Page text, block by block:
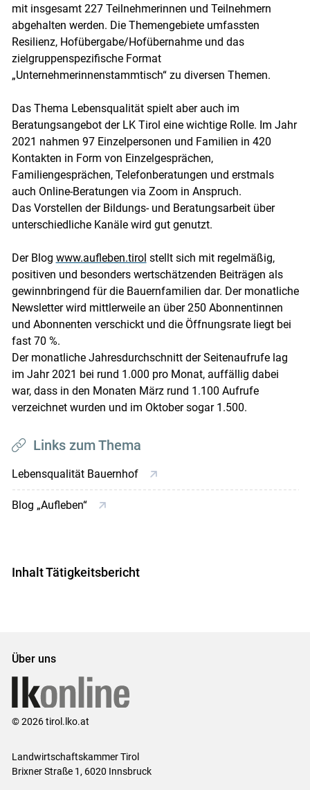
mit insgesamt 227 Teilnehmerinnen und Teilnehmern
abgehalten werden. Die Themengebiete umfassten
Resilienz, Hofübergabe/Hofübernahme und das
zielgruppenspezifische Format
„Unternehmerinnenstammtisch“ zu diversen Themen.
Das Thema Lebensqualität spielt aber auch im
Beratungsangebot der LK Tirol eine wichtige Rolle. Im Jahr
2021 nahmen 97 Einzelpersonen und Familien in 420
Kontakten in Form von Einzelgesprächen,
Familiengesprächen, Telefonberatungen und erstmals
auch Online-Beratungen via Zoom in Anspruch.
Das Vorstellen der Bildungs- und Beratungsarbeit über
unterschiedliche Kanäle wird gut genutzt.
Der Blog www.aufleben.tirol stellt sich mit regelmäßig,
positiven und besonders wertschätzenden Beiträgen als
gewinnbringend für die Bauernfamilien dar. Der monatliche
Newsletter wird mittlerweile an über 250 Abonnentinnen
und Abonnenten verschickt und die Öffnungsrate liegt bei
fast 70 %.
Der monatliche Jahresdurchschnitt der Seitenaufrufe lag
im Jahr 2021 bei rund 1.000 pro Monat, auffällig dabei
war, dass in den Monaten März rund 1.100 Aufrufe
verzeichnet wurden und im Oktober sogar 1.500.
Links zum Thema
Lebensqualität Bauernhof
Blog „Aufleben“
Inhalt Tätigkeitsbericht
Über uns
© 2026 tirol.lko.at
Landwirtschaftskammer Tirol
Brixner Straße 1, 6020 Innsbruck